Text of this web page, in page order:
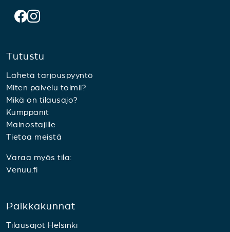
Tutustu
Lähetä tarjouspyyntö
Miten palvelu toimii?
Mikä on tilausajo?
Kumppanit
Mainostajille
Tietoa meistä
Varaa myös tila:
Venuu.fi
Paikkakunnat
Tilausajot Helsinki